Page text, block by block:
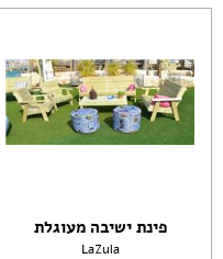
פינת ישיבה מעוגלת
LaZula